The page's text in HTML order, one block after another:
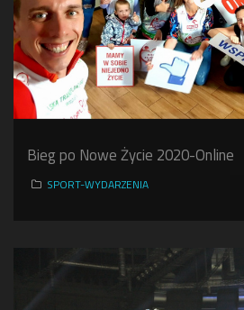
Bieg po Nowe Życie 2020-Online
SPORT-WYDARZENIA